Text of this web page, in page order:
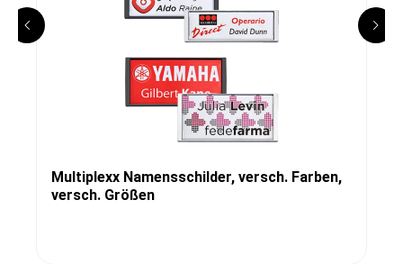
Multiplexx Namensschilder, versch. Farben,
versch. Größen